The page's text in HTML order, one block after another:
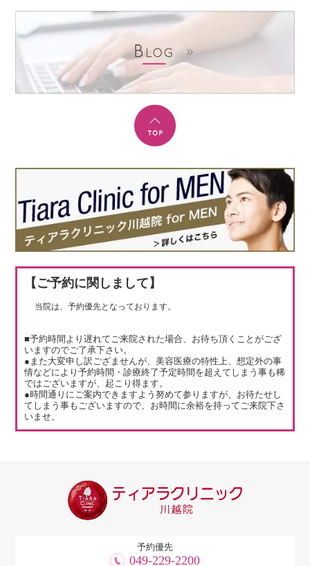
【ご予約に関しまして】
当院は、予約優先となっております。
■予約時間より遅れてご来院された場合、お待ち頂くことがござ
いますのでご了承下さい。
●また大変申し訳ござませんが、美容医療の特性上、想定外の事
情などにより予約時間・診療終了予定時間を超えてしまう事も稀
ではございますが、起こり得ます。
●時間通りにご案内できますよう努めて参りますが、お待たせし
てしまう事もございますので、お時間に余裕を持ってご来院下さ
いませ。
予約優先
049-229-2200